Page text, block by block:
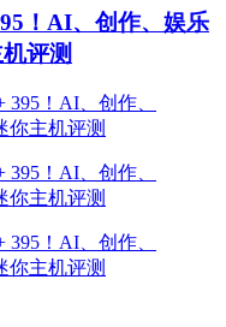
！AI、创作、娱乐
评测